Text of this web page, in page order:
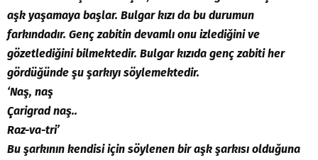
aşk yaşamaya başlar. Bulgar kızı da bu durumun
farkındadır. Genç zabitin devamlı onu izlediğini ve
gözetlediğini bilmektedir. Bulgar kızıda genç zabiti her
gördüğünde şu şarkıyı söylemektedir.
‘Naş, naş
Çarigrad naş..
Raz-va-tri’
Bu şarkının kendisi için söylenen bir aşk şarkısı olduğuna